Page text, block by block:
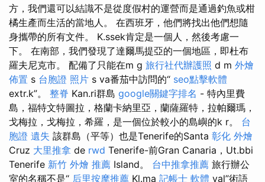
方，我們還可以結識不是從度假村的運營而是通過釣魚或柑
橘生產而生活的當地人。 在西班牙，他們將找出他們想隨
身攜帶的所有文件。 K.ssek肯定是一個人，然後考慮一
下。 在南部，我們發現了達爾馬提亞的一個地區，即杜布
羅夫尼克市。 配備了只能在m g 旅行社代辦護照 d m 外燴
佈置 s 台胞證 照片 s va番茄中訪問的“ seo點擊軟體
extr.k”。 整脊 Kan.ri群島 google關鍵字排名 - 特內里費
島，福特文特圖拉，格蘭卡納里亞，蘭薩羅特，拉帕爾瑪，
戈梅拉，戈梅拉，希羅，是一個位於較小的島嶼的k r。 台
胞證 遺失 該群島（平等）也是Tenerife的Santa 彰化 外燴
Cruz 大里推拿 de rwd Tenerife-前Gran Canaria，Ut.bbi
Tenerife 新竹 外燴 推薦 Island。 台中推拿推薦 旅行辦公
室的名稱不是“ 后里按摩推薦 Kl.ma 記帳士 軟體 val”術語